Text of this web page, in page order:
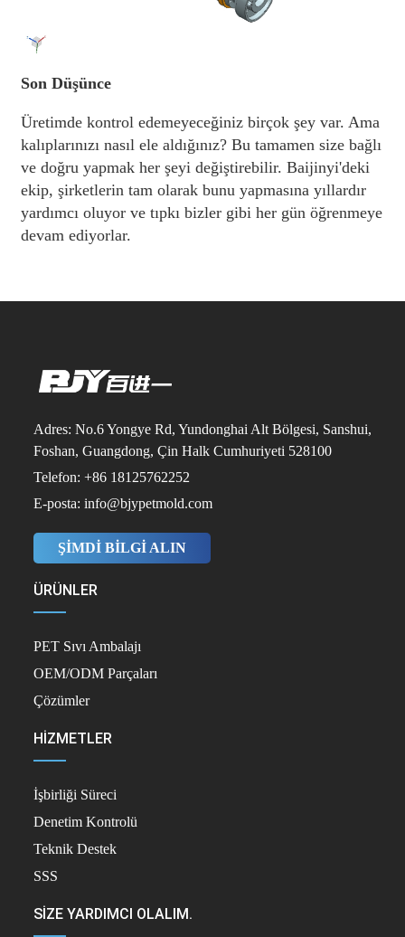
Son Düşünce
Üretimde kontrol edemeyeceğiniz birçok şey var. Ama
kalıplarınızı nasıl ele aldığınız? Bu tamamen size bağlı
ve doğru yapmak her şeyi değiştirebilir. Baijinyi'deki
ekip, şirketlerin tam olarak bunu yapmasına yıllardır
yardımcı oluyor ve tıpkı bizler gibi her gün öğrenmeye
devam ediyorlar.
Adres: No.6 Yongye Rd, Yundonghai Alt Bölgesi, Sanshui,
Foshan, Guangdong, Çin Halk Cumhuriyeti 528100
Telefon: +86 18125762252
E-posta: info@bjypetmold.com
ŞİMDİ BİLGİ ALIN
ÜRÜNLER
PET Sıvı Ambalajı
OEM/ODM Parçaları
Çözümler
HİZMETLER
İşbirliği Süreci
Denetim Kontrolü
Teknik Destek
SSS
SIZE YARDIMCI OLALIM.